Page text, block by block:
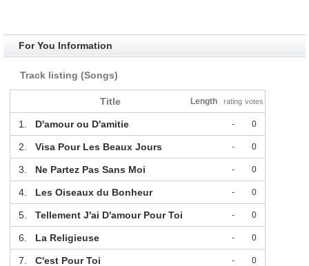
For You Information
Track listing (Songs)
Title Length rating votes
1. D'amour ou D'amitie - 0
2. Visa Pour Les Beaux Jours - 0
3. Ne Partez Pas Sans Moi - 0
4. Les Oiseaux du Bonheur - 0
5. Tellement J'ai D'amour Pour Toi - 0
6. La Religieuse - 0
7. C'est Pour Toi - 0